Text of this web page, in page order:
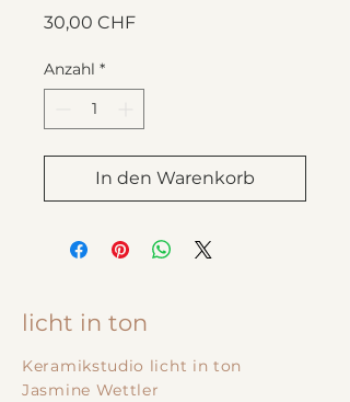
30,00 CHFPreis
Anzahl *
In den Warenkorb
licht in ton
Keramikstudio licht in ton
Jasmine Wettler